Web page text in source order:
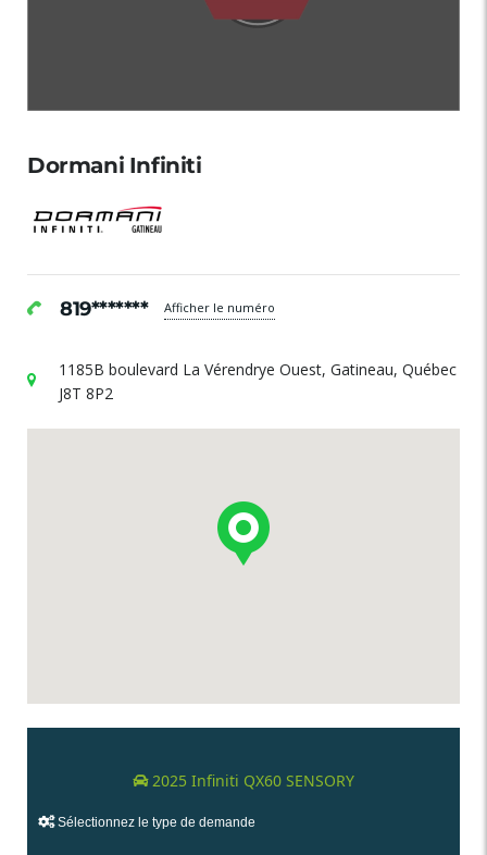
Dormani Infiniti
819******* Afficher le numéro
1185B boulevard La Vérendrye Ouest, Gatineau, Québec
J8T 8P2
2025 Infiniti QX60 SENSORY
Sélectionnez le type de demande